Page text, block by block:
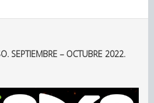
SEPTIEMBRE – OCTUBRE 2022.